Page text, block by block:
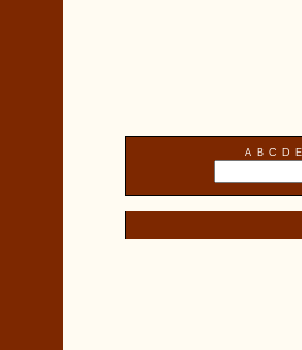
A B C D E